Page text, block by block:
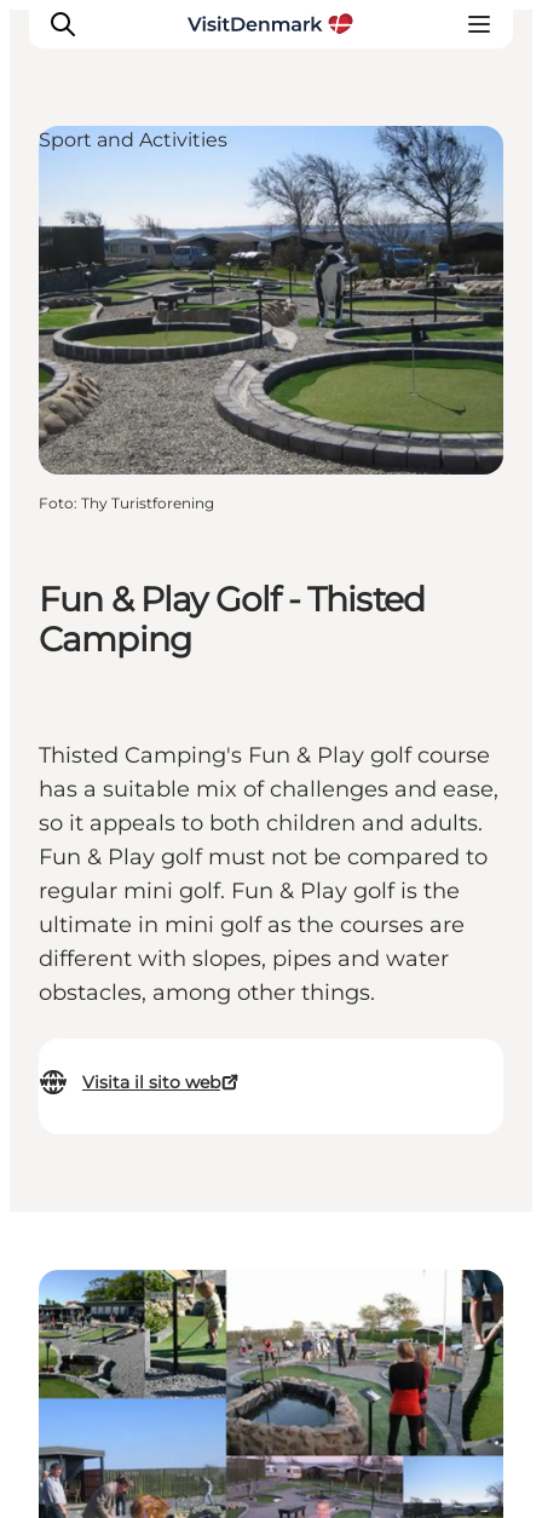
Ispirazioni
Dove andare
Cosa fare
Dove dormire
Pianifica il viaggio
Fun & Play Golf - Thisted
Camping
Thisted Camping's Fun & Play golf course
has a suitable mix of challenges and ease,
so it appeals to both children and adults.
Fun & Play golf must not be compared to
regular mini golf. Fun & Play golf is the
ultimate in mini golf as the courses are
different with slopes, pipes and water
obstacles, among other things.
Visita il sito web
Sport and Activities
Foto: Thy Turistforening